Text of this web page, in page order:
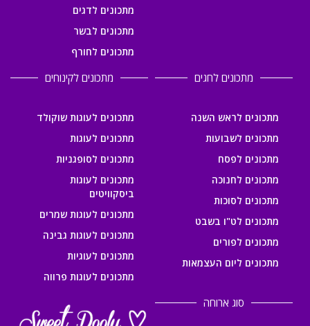
מתכונים לדגים
מתכונים לבשר
מתכונים לחורף
מתכונים לחגים
מתכונים לראש השנה
מתכונים לשבועות
מתכונים לפסח
מתכונים לחנוכה
מתכונים לסוכות
מתכונים לט"ו בשבט
מתכונים לפורים
מתכונים ליום העצמאות
מתכונים לקינוחים
מתכונים לעוגות שוקולד
מתכונים לעוגות
מתכונים לסופגניות
מתכונים לעוגות
ביסקוויטים
מתכונים לעוגות שמרים
מתכונים לעוגות גבינה
מתכונים לעוגיות
מתכונים לעוגות פרווה
סוג ארוחה